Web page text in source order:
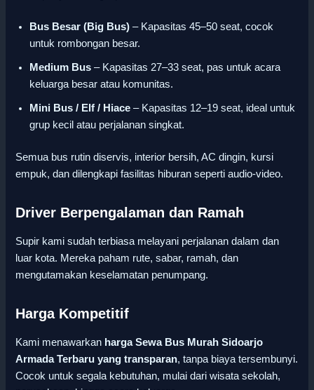
Bus Besar (Big Bus) – Kapasitas 45–50 seat, cocok
untuk rombongan besar.
Medium Bus – Kapasitas 27–33 seat, pas untuk acara
keluarga besar atau komunitas.
Mini Bus / Elf / Hiace – Kapasitas 12–19 seat, ideal untuk
grup kecil atau perjalanan singkat.
Semua bus rutin diservis, interior bersih, AC dingin, kursi
empuk, dan dilengkapi fasilitas hiburan seperti audio-video.
Driver Berpengalaman dan Ramah
Supir kami sudah terbiasa melayani perjalanan dalam dan
luar kota. Mereka paham rute, sabar, ramah, dan
mengutamakan keselamatan penumpang.
Harga Kompetitif
Kami menawarkan harga Sewa Bus Murah Sidoarjo
Armada Terbaru yang transparan, tanpa biaya tersembunyi.
Cocok untuk segala kebutuhan, mulai dari wisata sekolah,